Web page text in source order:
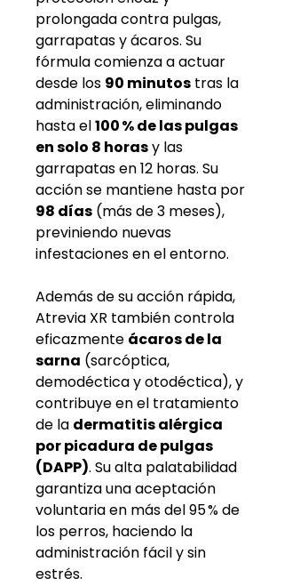
prolongada contra pulgas,
garrapatas y ácaros. Su
fórmula comienza a actuar
desde los 90 minutos tras la
administración, eliminando
hasta el100 % de las pulgas
en solo 8 horasy las
garrapatas en 12 horas. Su
acción se mantiene hasta por
98 días (más de 3 meses),
previniendo nuevas
infestaciones en el entorno.
Además de su acción rápida,
Atrevia XR también controla
eficazmente ácaros de la
sarna (sarcóptica,
demodéctica y otodéctica), y
contribuye en el tratamiento
de la dermatitis alérgica
por picadura de pulgas
(DAPP). Su alta palatabilidad
garantiza una aceptación
voluntaria en más del 95 % de
los perros, haciendo la
administración fácil y sin
estrés.